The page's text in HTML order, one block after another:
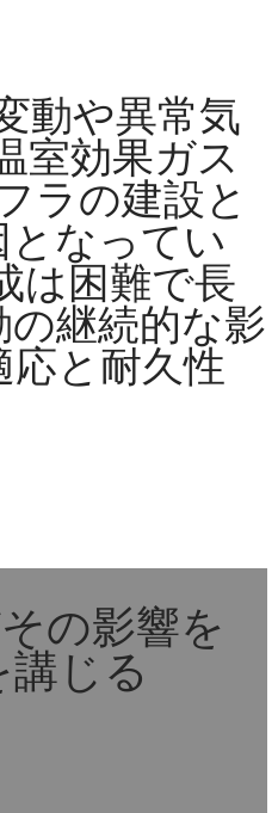
動や異常気
室効果ガス
ラの建設と
なってい
は困難で長
継続的な影
と耐久性
の影響を
じる